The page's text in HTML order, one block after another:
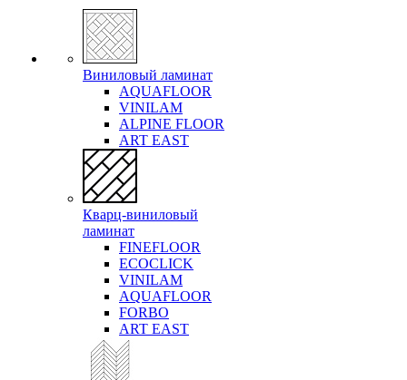
Виниловый ламинат
AQUAFLOOR
VINILAM
ALPINE FLOOR
ART EAST
Кварц-виниловый
ламинат
FINEFLOOR
ECOCLICK
VINILAM
AQUAFLOOR
FORBO
ART EAST